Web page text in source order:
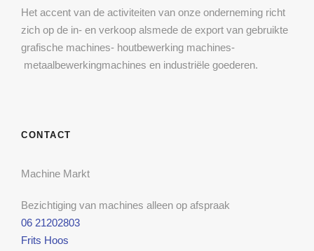
Het accent van de activiteiten van onze onderneming richt
zich op de in- en verkoop alsmede de export van gebruikte
grafische machines- houtbewerking machines-
metaalbewerkingmachines en industriële goederen.
CONTACT
Machine Markt
Bezichtiging van machines alleen op afspraak
06 21202803
Frits Hoos